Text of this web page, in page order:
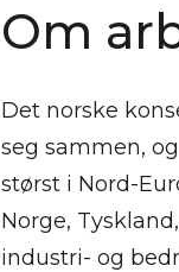
Om
Det norske
seg sammen,
størst i Nord-
Norge,
industri- og